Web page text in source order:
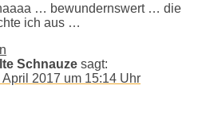
… bewundernswert … die
ich aus …
Schnauze sagt:
April 2017 um 15:14 Uhr